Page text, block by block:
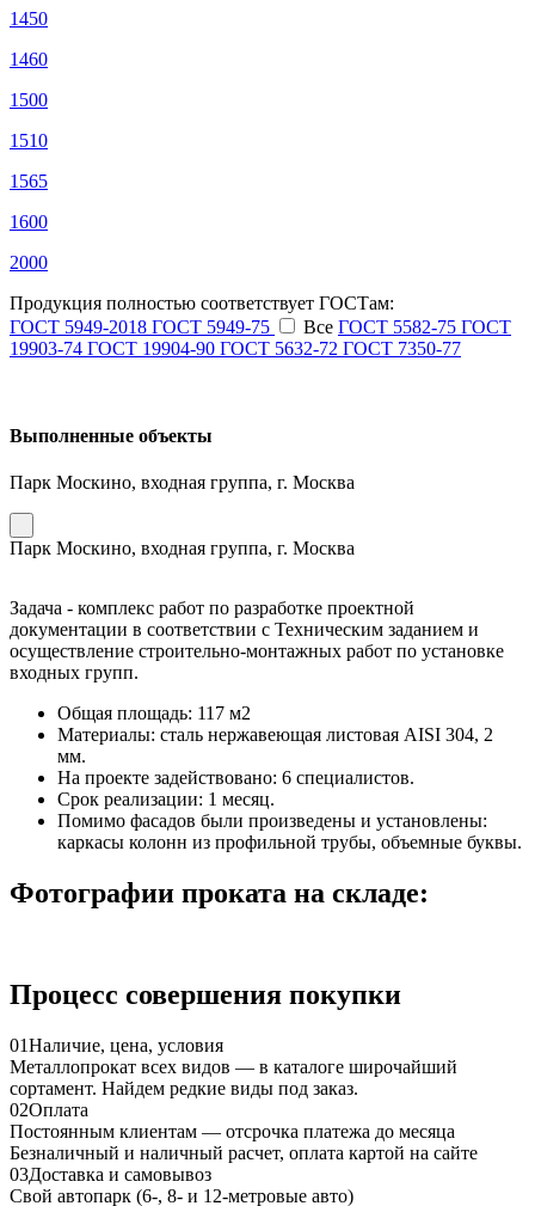
1450
1460
1500
1510
1565
1600
2000
Продукция полностью соответствует ГОСТам:
ГОСТ 5949-2018 ГОСТ 5949-75 Все ГОСТ 5582-75 ГОСТ
19903-74 ГОСТ 19904-90 ГОСТ 5632-72 ГОСТ 7350-77
Выполненные объекты
Парк Москино, входная группа, г. Москва
Парк Москино, входная группа, г. Москва
Задача - комплекс работ по разработке проектной
документации в соответствии с Техническим заданием и
осуществление строительно-монтажных работ по установке
входных групп.
Общая площадь: 117 м2
Материалы: сталь нержавеющая листовая AISI 304, 2
мм.
На проекте задействовано: 6 специалистов.
Срок реализации: 1 месяц.
Помимо фасадов были произведены и установлены:
каркасы колонн из профильной трубы, объемные буквы.
Фотографии проката на складе:
Процесс совершения покупки
01Наличие, цена, условия
Металлопрокат всех видов — в каталоге широчайший
сортамент. Найдем редкие виды под заказ.
02Оплата
Постоянным клиентам — отсрочка платежа до месяца
Безналичный и наличный расчет, оплата картой на сайте
03Доставка и самовывоз
Свой автопарк (6-, 8- и 12-метровые авто)